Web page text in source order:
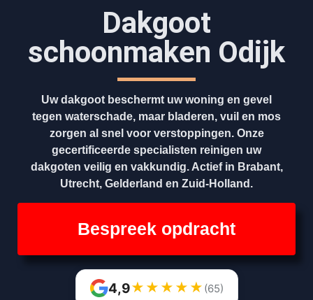
Dakgoot
schoonmaken​ Odijk
Uw dakgoot beschermt uw woning en gevel
tegen waterschade, maar bladeren, vuil en mos
zorgen al snel voor verstoppingen. Onze
gecertificeerde specialisten reinigen uw
dakgoten veilig en vakkundig. Actief in Brabant,
Utrecht, Gelderland en Zuid-Holland.
Bespreek opdracht
4,9★ ★ ★ ★ ★ (65)